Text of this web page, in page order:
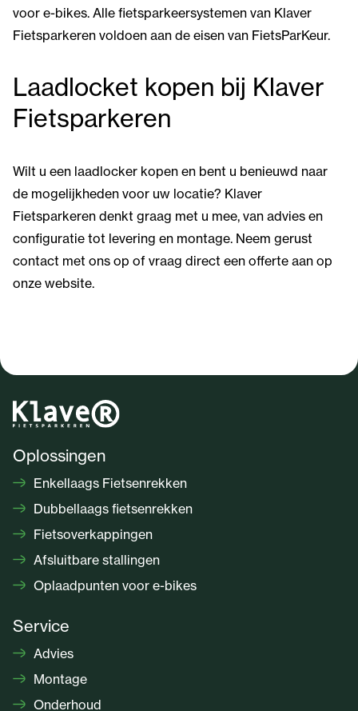
voor e-bikes. Alle fietsparkeersystemen van Klaver
Fietsparkeren voldoen aan de eisen van FietsParKeur.
Laadlocket kopen bij Klaver
Fietsparkeren
Wilt u een laadlocker kopen en bent u benieuwd naar
de mogelijkheden voor uw locatie? Klaver
Fietsparkeren denkt graag met u mee, van advies en
configuratie tot levering en montage. Neem gerust
contact met ons op of vraag direct een offerte aan op
onze website.
Oplossingen
Enkellaags Fietsenrekken
Dubbellaags fietsenrekken
Fietsoverkappingen
Afsluitbare stallingen
Oplaadpunten voor e-bikes
Service
Advies
Montage
Onderhoud